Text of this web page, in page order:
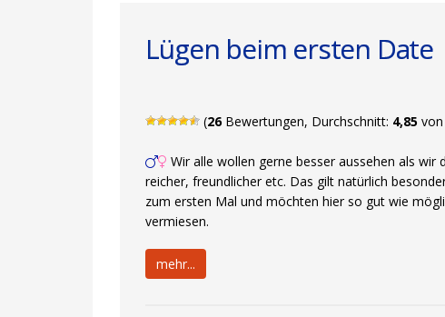
Lügen beim ersten Date
(26Bewertungen, Durchschnitt: 4,85
Wir alle wollen gerne besser aussehen als
reicher, freundlicher etc. Das gilt natürlich
zum ersten Mal und möchten hier so gut wie
vermiesen.
mehr...